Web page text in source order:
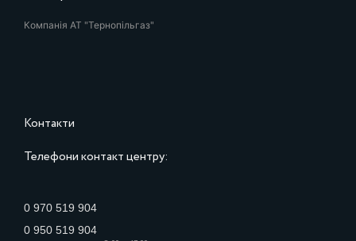
Компанія АТ "Тернопільгаз"
Контакти
Телефони контакт центру:
0 970 519 904
0 950 519 904